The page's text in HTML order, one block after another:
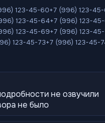
123-45-60+7 (996) 123-45-
123-45-64+7 (996) 123-
123-45-69+7 (996) 123-
123-45-73+7 (996) 123-45-
не озвучили
не было